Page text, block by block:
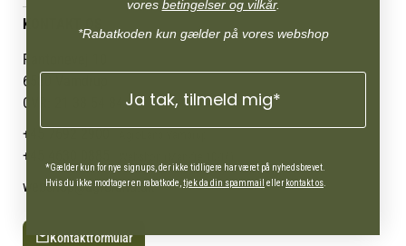
Persondatapolitik
Cookies
Mærker
Om os
Om Vestjyllands Andel
Blog
Ofte stillede spørgsmål
Administrer min konto
KONTAKT OS
Pantonevej 10
6580 Vamdrup
CVR: 21 38 54 84
+45 7692 2900
+45 4630 0885
webshop@agroland.dk
Kontaktformular
vores betingelser og vilkår.
*Rabatkoden kun gælder på vores webshop
Ja tak, tilmeld mig*
*Gælder kun for nye signups, der ikke tidligere har været på nyhedsbrevet.
Hvis du ikke modtager en rabatkode, tjek da din spammail ellerkontakt os